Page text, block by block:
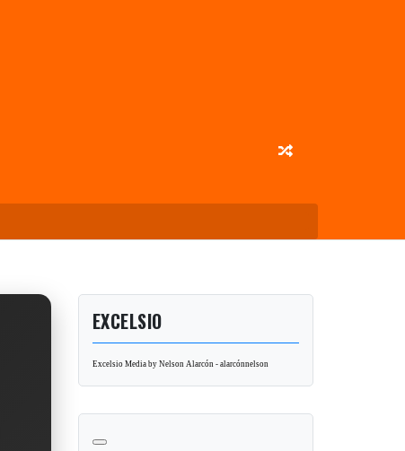
EXCELSIO
Excelsio Media by Nelson Alarcón - alarcónnelson